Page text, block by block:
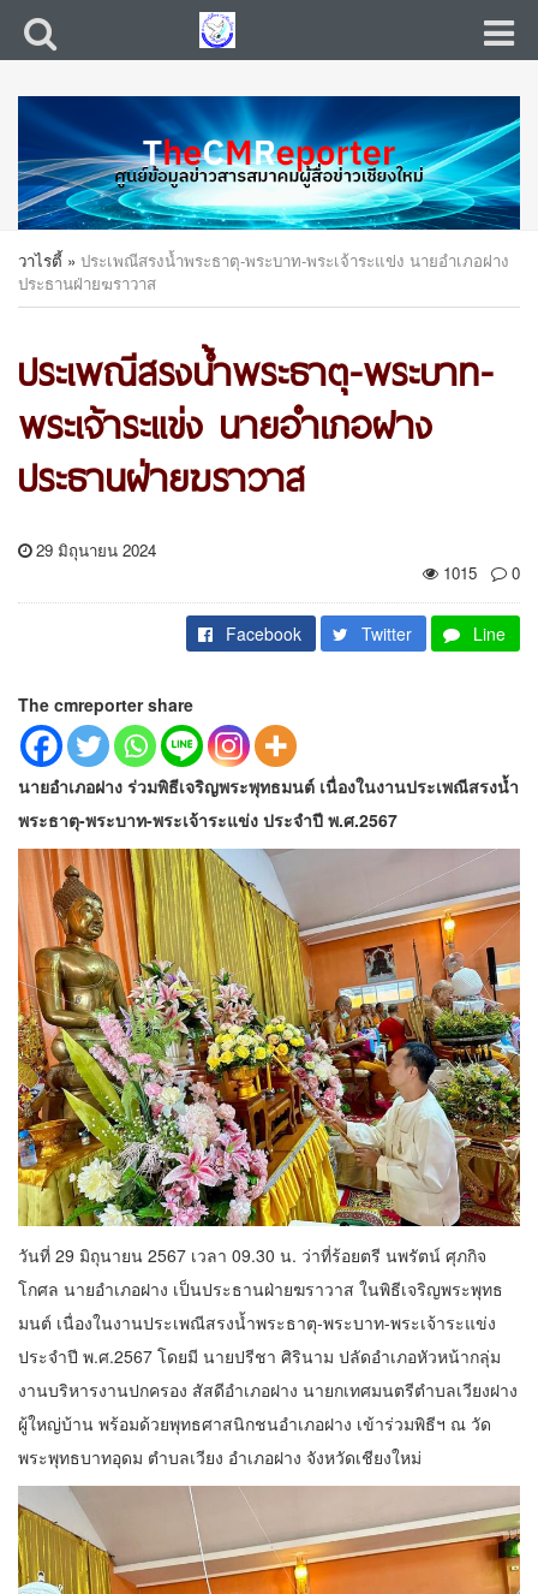
วาไรตี้ » ประเพณีสรงน้ำพระธาตุ-พระบาท-พระเจ้าระแข่ง นายอำเภอฝาง
ประธานฝ่ายฆราวาส
ประเพณีสรงน้ำพระธาตุ-พระบาท-
พระเจ้าระแข่ง นายอำเภอฝาง
ประธานฝ่ายฆราวาส
29 มิถุนายน 2024
1015
0
Facebook Twitter Line
The cmreporter share
นายอำเภอฝาง ร่วมพิธีเจริญพระพุทธมนต์ เนื่องในงานประเพณีสรงน้ำ
พระธาตุ-พระบาท-พระเจ้าระแข่ง ประจำปี พ.ศ.2567
วันที่ 29 มิถุนายน 2567 เวลา 09.30 น. ว่าที่ร้อยตรี นพรัตน์ ศุภกิจ
โกศล นายอำเภอฝาง เป็นประธานฝ่ายฆราวาส ในพิธีเจริญพระพุทธ
มนต์ เนื่องในงานประเพณีสรงน้ำพระธาตุ-พระบาท-พระเจ้าระแข่ง
ประจำปี พ.ศ.2567 โดยมี นายปรีชา ศิรินาม ปลัดอำเภอหัวหน้ากลุ่ม
งานบริหารงานปกครอง สัสดีอำเภอฝาง นายกเทศมนตรีตำบลเวียงฝาง
ผู้ใหญ่บ้าน พร้อมด้วยพุทธศาสนิกชนอำเภอฝาง เข้าร่วมพิธีฯ ณ วัด
พระพุทธบาทอุดม ตำบลเวียง อำเภอฝาง จังหวัดเชียงใหม่